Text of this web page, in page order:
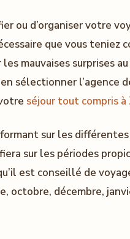
ou d’organiser votre
que vous teniez
mauvaises surprises
sélectionner l’agence
séjour tout compris à
sur les
sur les périodes
est conseillé de
octobre, décembre,